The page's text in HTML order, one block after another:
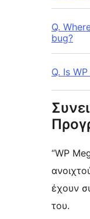
Q.
bug?
Q. Is
“WP
έχουν
του.